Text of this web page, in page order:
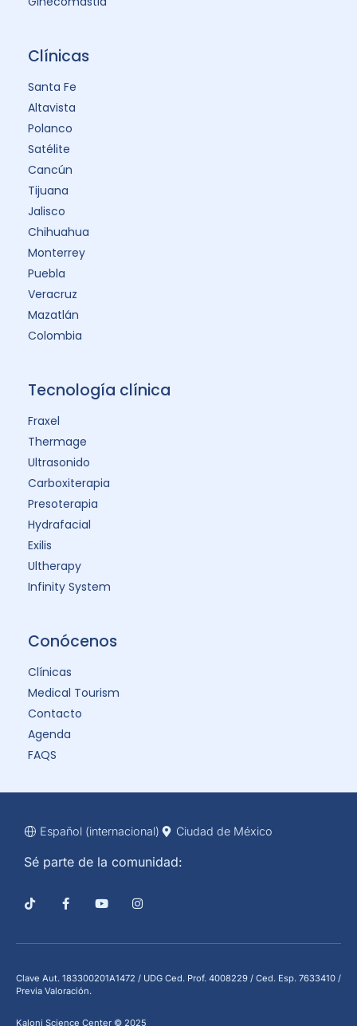
Clínicas
Santa Fe
Altavista
Polanco
Satélite
Cancún
Tijuana
Jalisco
Chihuahua
Monterrey
Puebla
Veracruz
Mazatlán
Colombia
Tecnología clínica
Fraxel
Thermage
Ultrasonido
Carboxiterapia
Presoterapia
Hydrafacial
Exilis
Ultherapy
Infinity System
Conócenos
Clínicas
Medical Tourism
Contacto
Agenda
FAQS
Español (internacional) Ciudad de México
Sé parte de la comunidad:
Clave Aut. 183300201A1472 / UDG Ced. Prof. 4008229 / Ced. Esp. 7633410 /
Previa Valoración.
Kaloni Science Center © 2025